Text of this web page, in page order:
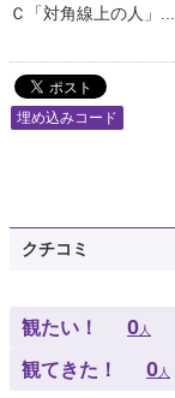
Ｃ「対角線上の人」...
埋め込みコード
クチコミ
観たい！ 0人
観てきた！ 0人